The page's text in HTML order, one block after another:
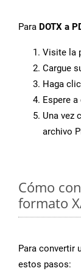
Para DOTX a
Visite la
Cargue
Haga
Espere
Una vez
archivo
Cómo
formato
Para convertir
estos pasos: